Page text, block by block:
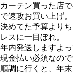
カーテン買った店
で速攻お買い上げ。
決めてた予算より
レスに一目ぼれ。
年内発送しますよ
現金払い必須なの
順調に行くと、年末